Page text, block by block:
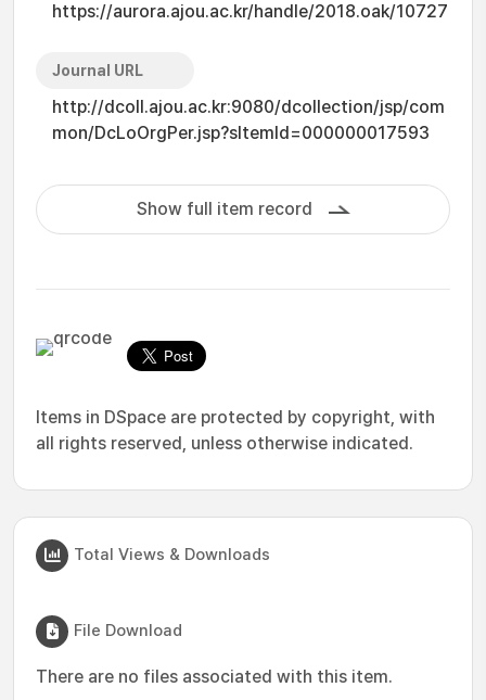
https://aurora.ajou.ac.kr/handle/2018.oak/10727
Journal URL
http://dcoll.ajou.ac.kr:9080/dcollection/jsp/com
mon/DcLoOrgPer.jsp?sItemId=000000017593
Show full item record
Items in DSpace are protected by copyright, with
all rights reserved, unless otherwise indicated.
Total Views & Downloads
File Download
There are no files associated with this item.